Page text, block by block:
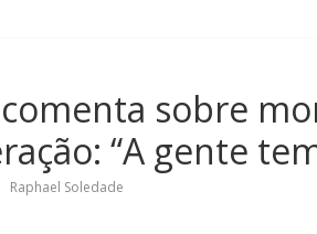
sobre
“A gente
Raphael Soledade